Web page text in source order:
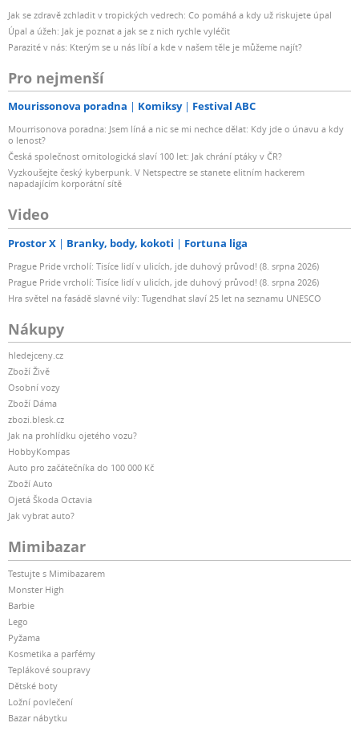
Jak se zdravě zchladit v tropických vedrech: Co pomáhá a kdy už riskujete úpal
Úpal a úžeh: Jak je poznat a jak se z nich rychle vyléčit
Parazité v nás: Kterým se u nás líbí a kde v našem těle je můžeme najít?
Pro nejmenší
Mourissonova poradna Komiksy Festival ABC
Mourrisonova poradna: Jsem líná a nic se mi nechce dělat: Kdy jde o únavu a kdy
o lenost?
Česká společnost ornitologická slaví 100 let: Jak chrání ptáky v ČR?
Vyzkoušejte český kyberpunk. V Netspectre se stanete elitním hackerem
napadajícím korporátní sítě
Video
Prostor X Branky, body, kokoti Fortuna liga
Prague Pride vrcholí: Tisíce lidí v ulicích, jde duhový průvod! (8. srpna 2026)
Prague Pride vrcholí: Tisíce lidí v ulicích, jde duhový průvod! (8. srpna 2026)
Hra světel na fasádě slavné vily: Tugendhat slaví 25 let na seznamu UNESCO
Nákupy
hledejceny.cz
Zboží Živě
Osobní vozy
Zboží Dáma
zbozi.blesk.cz
Jak na prohlídku ojetého vozu?
HobbyKompas
Auto pro začátečníka do 100 000 Kč
Zboží Auto
Ojetá Škoda Octavia
Jak vybrat auto?
Mimibazar
Testujte s Mimibazarem
Monster High
Barbie
Lego
Pyžama
Kosmetika a parfémy
Teplákové soupravy
Dětské boty
Ložní povlečení
Bazar nábytku